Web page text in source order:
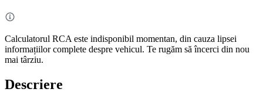
Calculatorul RCA este indisponibil momentan, din cauza lipsei
informațiilor complete despre vehicul. Te rugăm să încerci din nou
mai târziu.
Descriere